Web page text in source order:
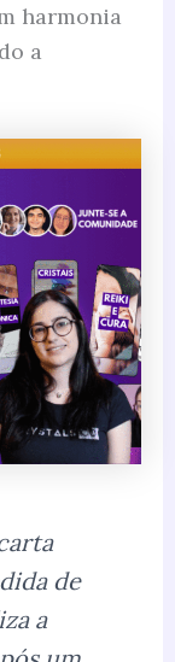
harmonia
a
de
a